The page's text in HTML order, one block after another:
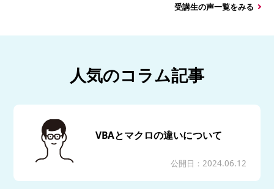
受講生の声一覧をみる
人気のコラム記事
VBAとマクロの違いについて
公開日：2024.06.12